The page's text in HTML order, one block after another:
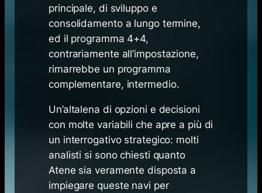
principale, di sviluppo e
consolidamento a lungo termine,
ed il programma 4+4,
contrariamente all’impostazione,
rimarrebbe un programma
complementare, intermedio.
Un’altalena di opzioni e decisioni
con molte variabili che apre a più di
un interrogativo strategico: molti
analisti si sono chiesti quanto
Atene sia veramente disposta a
impiegare queste navi per